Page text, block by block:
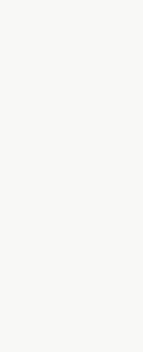
с 24 по 30 июля:
hochu.ua/
желаемого
позавидовать, что